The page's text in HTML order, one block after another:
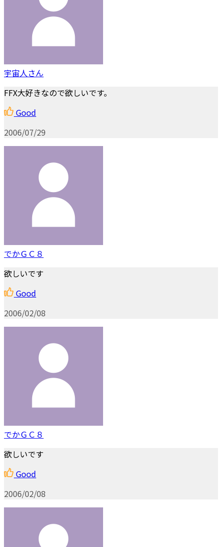
宇宙人さん
FFX大好きなので欲しいです。
Good
2006/07/29
でかＧＣ８
欲しいです
Good
2006/02/08
でかＧＣ８
欲しいです
Good
2006/02/08